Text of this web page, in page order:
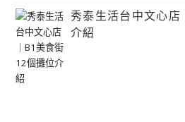
秀泰生活台中文心店
介紹